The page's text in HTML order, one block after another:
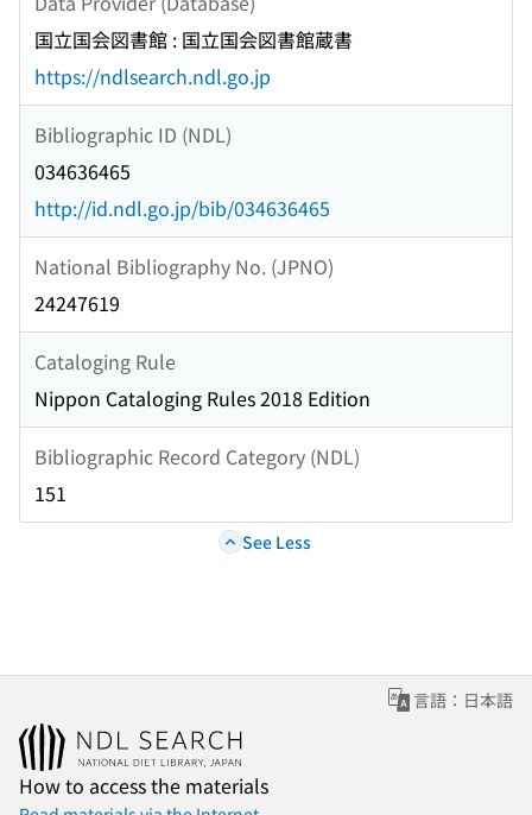
国立国会図書館 : 国立国会図書館蔵書
https://ndlsearch.ndl.go.jp
Bibliographic ID (NDL)
034636465
http://id.ndl.go.jp/bib/034636465
National Bibliography No. (JPNO)
24247619
Cataloging Rule
Nippon Cataloging Rules 2018 Edition
Bibliographic Record Category (NDL)
151
See Less
言語：日本語
How to access the materials